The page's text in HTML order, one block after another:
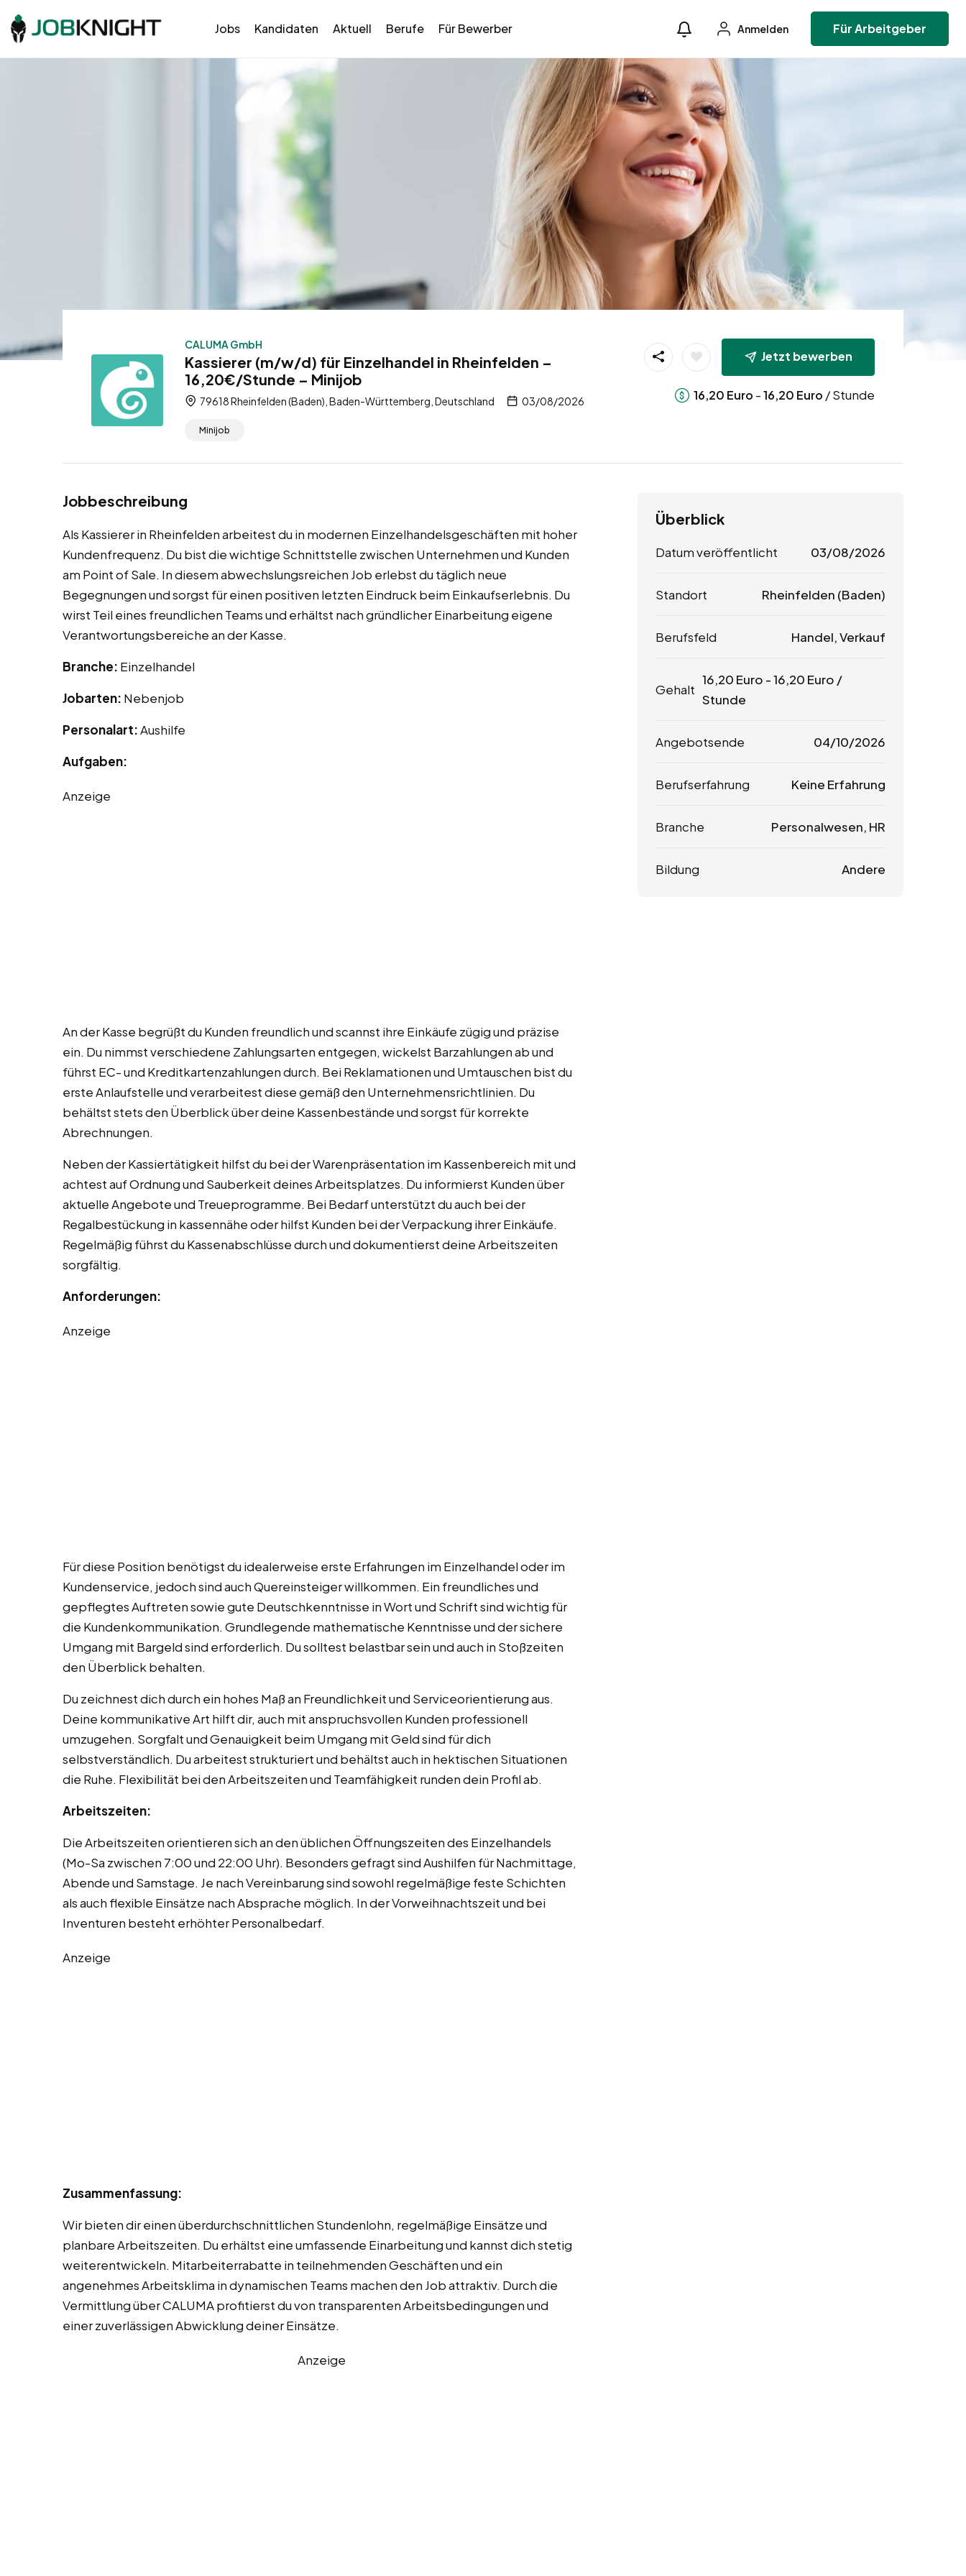
Jobs Kandidaten Aktuell Berufe Für Bewerber Anmelden Für Arbeitgeber
CALUMA GmbH
Kassierer (m/w/d) für Einzelhandel in Rheinfelden –
16,20€/Stunde – Minijob
79618 Rheinfelden (Baden), Baden-Württemberg, Deutschland 03/08/2026
Minijob
Jetzt bewerben
16,20 Euro -16,20 Euro / Stunde
Jobbeschreibung
Als Kassierer in Rheinfelden arbeitest du in modernen Einzelhandelsgeschäften mit hoher
Kundenfrequenz. Du bist die wichtige Schnittstelle zwischen Unternehmen und Kunden
am Point of Sale. In diesem abwechslungsreichen Job erlebst du täglich neue
Begegnungen und sorgst für einen positiven letzten Eindruck beim Einkaufserlebnis. Du
wirst Teil eines freundlichen Teams und erhältst nach gründlicher Einarbeitung eigene
Verantwortungsbereiche an der Kasse.
Branche: Einzelhandel
Jobarten: Nebenjob
Personalart:Aushilfe
Aufgaben:
Anzeige
An der Kasse begrüßt du Kunden freundlich und scannst ihre Einkäufe zügig und präzise
ein. Du nimmst verschiedene Zahlungsarten entgegen, wickelst Barzahlungen ab und
führst EC- und Kreditkartenzahlungen durch. Bei Reklamationen und Umtauschen bist du
erste Anlaufstelle und verarbeitest diese gemäß den Unternehmensrichtlinien. Du
behältst stets den Überblick über deine Kassenbestände und sorgst für korrekte
Abrechnungen.
Neben der Kassiertätigkeit hilfst du bei der Warenpräsentation im Kassenbereich mit und
achtest auf Ordnung und Sauberkeit deines Arbeitsplatzes. Du informierst Kunden über
aktuelle Angebote und Treueprogramme. Bei Bedarf unterstützt du auch bei der
Regalbestückung in kassennähe oder hilfst Kunden bei der Verpackung ihrer Einkäufe.
Regelmäßig führst du Kassenabschlüsse durch und dokumentierst deine Arbeitszeiten
sorgfältig.
Anforderungen:
Anzeige
Für diese Position benötigst du idealerweise erste Erfahrungen im Einzelhandel oder im
Kundenservice, jedoch sind auch Quereinsteiger willkommen. Ein freundliches und
gepflegtes Auftreten sowie gute Deutschkenntnisse in Wort und Schrift sind wichtig für
die Kundenkommunikation. Grundlegende mathematische Kenntnisse und der sichere
Umgang mit Bargeld sind erforderlich. Du solltest belastbar sein und auch in Stoßzeiten
den Überblick behalten.
Du zeichnest dich durch ein hohes Maß an Freundlichkeit und Serviceorientierung aus.
Deine kommunikative Art hilft dir, auch mit anspruchsvollen Kunden professionell
umzugehen. Sorgfalt und Genauigkeit beim Umgang mit Geld sind für dich
selbstverständlich. Du arbeitest strukturiert und behältst auch in hektischen Situationen
die Ruhe. Flexibilität bei den Arbeitszeiten und Teamfähigkeit runden dein Profil ab.
Arbeitszeiten:
Die Arbeitszeiten orientieren sich an den üblichen Öffnungszeiten des Einzelhandels
(Mo-Sa zwischen 7:00 und 22:00 Uhr). Besonders gefragt sind Aushilfen für Nachmittage,
Abende und Samstage. Je nach Vereinbarung sind sowohl regelmäßige feste Schichten
als auch flexible Einsätze nach Absprache möglich. In der Vorweihnachtszeit und bei
Inventuren besteht erhöhter Personalbedarf.
Anzeige
Zusammenfassung:
Wir bieten dir einen überdurchschnittlichen Stundenlohn, regelmäßige Einsätze und
planbare Arbeitszeiten. Du erhältst eine umfassende Einarbeitung und kannst dich stetig
weiterentwickeln. Mitarbeiterrabatte in teilnehmenden Geschäften und ein
angenehmes Arbeitsklima in dynamischen Teams machen den Job attraktiv. Durch die
Vermittlung über CALUMA profitierst du von transparenten Arbeitsbedingungen und
einer zuverlässigen Abwicklung deiner Einsätze.
Anzeige
Überblick
Datum veröffentlicht 03/08/2026
Standort Rheinfelden (Baden)
Berufsfeld Handel, Verkauf
Gehalt
16,20 Euro -16,20 Euro /
Stunde
Angebotsende 04/10/2026
Berufserfahrung Keine Erfahrung
Branche Personalwesen, HR
Bildung Andere